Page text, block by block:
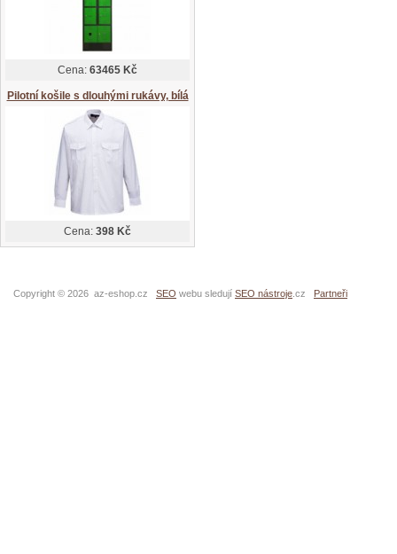
Cena: 63465 Kč
Pilotní košile s dlouhými rukávy, bílá
Cena: 398 Kč
Copyright © 2026 az-eshop.cz SEO webu sledují SEO nástroje .cz Partneři